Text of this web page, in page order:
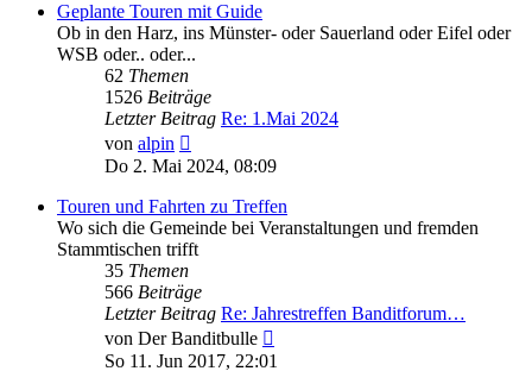
Geplante Touren mit Guide
Ob in den Harz, ins Münster- oder Sauerland oder Eifel oder
WSB oder.. oder...
62 Themen
1526 Beiträge
Letzter Beitrag Re: 1.Mai 2024
von alpin
Beitrag
Do 2. Mai 2024, 08:09
Touren und Fahrten zu Treffen
Wo sich die Gemeinde bei Veranstaltungen und fremden
Stammtischen trifft
35 Themen
566 Beiträge
Letzter Beitrag Re: Jahrestreffen Banditforum…
von Der Banditbulle
Beitrag
So 11. Jun 2017, 22:01